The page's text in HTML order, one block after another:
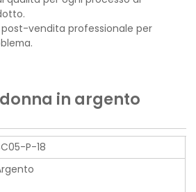
post-vendita professionale per
in argento
P-18